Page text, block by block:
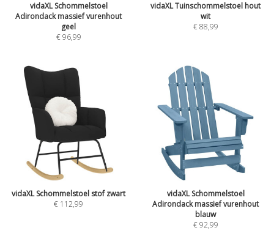
vidaXL Schommelstoel
Adirondack massief vurenhout
geel
€96,99
vidaXL Tuinschommelstoel hout
wit
€88,99
vidaXL Schommelstoel stof zwart
€ 112,99
vidaXL Schommelstoel
Adirondack massief vurenhout
blauw
€92,99